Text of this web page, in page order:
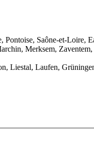
Pontoise, Saône-et-Loire,
Merksem,
Liestal, Laufen,